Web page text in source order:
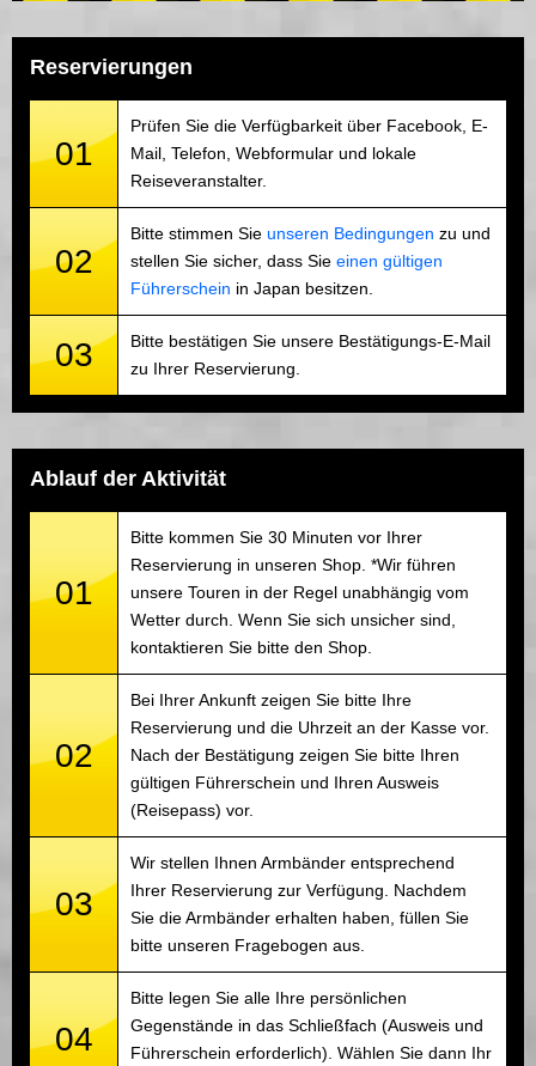
Reservierungen
01
Prüfen Sie die Verfügbarkeit über Facebook, E-
Mail, Telefon, Webformular und lokale
Reiseveranstalter.
02
Bitte stimmen Sie unseren Bedingungen zu und
stellen Sie sicher, dass Sie einen gültigen
Führerschein in Japan besitzen.
03
Bitte bestätigen Sie unsere Bestätigungs-E-Mail
zu Ihrer Reservierung.
Ablauf der Aktivität
01
Bitte kommen Sie 30 Minuten vor Ihrer
Reservierung in unseren Shop. *Wir führen
unsere Touren in der Regel unabhängig vom
Wetter durch. Wenn Sie sich unsicher sind,
kontaktieren Sie bitte den Shop.
02
Bei Ihrer Ankunft zeigen Sie bitte Ihre
Reservierung und die Uhrzeit an der Kasse vor.
Nach der Bestätigung zeigen Sie bitte Ihren
gültigen Führerschein und Ihren Ausweis
(Reisepass) vor.
03
Wir stellen Ihnen Armbänder entsprechend
Ihrer Reservierung zur Verfügung. Nachdem
Sie die Armbänder erhalten haben, füllen Sie
bitte unseren Fragebogen aus.
04
Bitte legen Sie alle Ihre persönlichen
Gegenstände in das Schließfach (Ausweis und
Führerschein erforderlich). Wählen Sie dann Ihr